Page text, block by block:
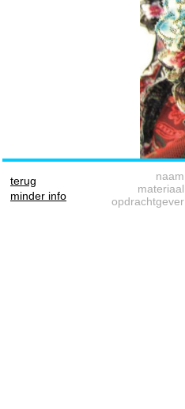
naam
materiaal
opdrachtgever
terug
minder info